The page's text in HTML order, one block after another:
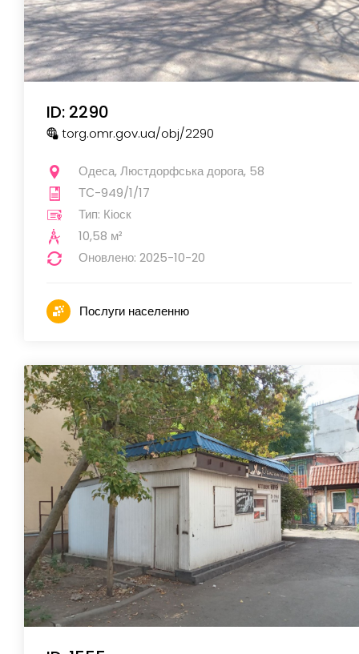
ID: 2290
torg.omr.gov.ua/obj/2290
Одеса, Люстдорфська дорога, 58
ТС-949/1/17
Тип: Кіоск
10,58 м²
Оновлено: 2025-10-20
Послуги населенню